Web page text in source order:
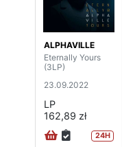
ALPHAVILLE
Eternally Yours
(3LP)
23.09.2022
LP
162,89 zł
24H